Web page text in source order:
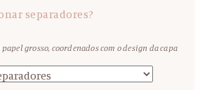
separadores?
papel grosso, coordenados com o design da capa